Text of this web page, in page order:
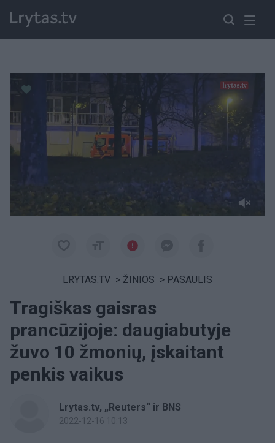
LRYTAS.TV > ŽINIOS > PASAULIS
Tragiškas gaisras
prancūzijoje: daugiabutyje
žuvo 10 žmonių, įskaitant
penkis vaikus
Lrytas.tv, „Reuters“ ir BNS
2022-12-16 10:13